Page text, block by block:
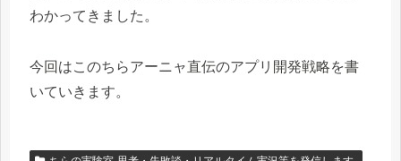
わかってきました。
今回はこのちらアーニャ直伝のアプリ開発戦略を書
いていきます。